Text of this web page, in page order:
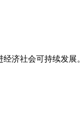
济社会可持续发展。